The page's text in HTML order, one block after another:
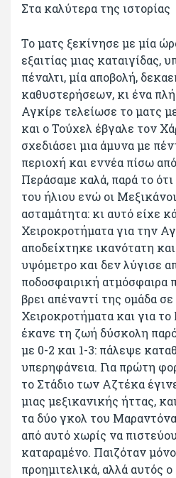
Στα καλύτερα της ιστορίας
Το ματς ξεκίνησε με μία
εξαιτίας μιας καταιγίδας,
πέναλτι, μία αποβολή,
καθυστερήσεων, κι ένα
Αγκίρε τελείωσε το ματς
και ο Τούχελ έβγαλε τον
σχεδιάσει μια άμυνα με
περιοχή και εννέα πίσω
Περάσαμε καλά, παρά το
του ήλιου ενώ οι
ασταμάτητα: κι αυτό είχε
Χειροκροτήματα για την
αποδείχτηκε ικανότατη
υψόμετρο και δεν λύγισε
ποδοσφαιρική ατμόσφαιρα
βρει απέναντί της ομάδα
Χειροκροτήματα και για
έκανε τη ζωή δύσκολη
με 0-2 και 1-3: πάλεψε
υπερηφάνεια. Για πρώτη
το Στάδιο των Αζτέκα
μιας μεξικανικής ήττας,
τα δύο γκολ του
από αυτό χωρίς να
καταραμένο. Παιζόταν
προημιτελικά, αλλά αυτός